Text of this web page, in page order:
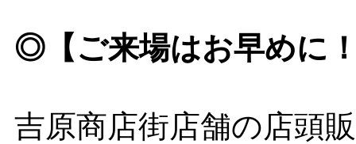
◎【ご来場はお早めに
吉原商店街店舗の店頭